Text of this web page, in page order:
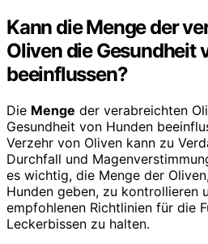
Kann die Menge der
Oliven die Gesundheit
beeinflussen?
Die Menge der verabreichten
Gesundheit von Hunden
Verzehr von Oliven kann zu
Durchfall und
es wichtig, die Menge der
Hunden geben, zu kontrollieren
empfohlenen Richtlinien für die
Leckerbissen zu halten.